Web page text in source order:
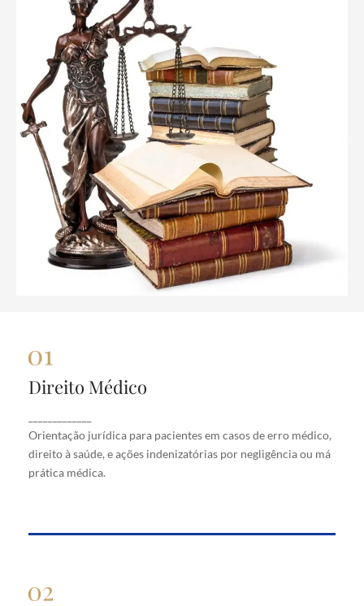
Direito Médico
Orientação jurídica para pacientes em casos de erro médico,
direito à saúde, e ações indenizatórias por negligência ou má
prática médica.
Direito Médico
erro médico, direito à saúde, e ações indenizatórias
por negligência ou má prática médica.